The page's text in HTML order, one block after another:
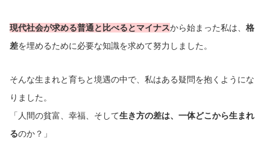
現代社会が求める普通と比べるとマイナスから始まった私は、 格
差を埋めるために必要な知識を求めて努力しました。
そんな生まれと育ちと境遇の中で、私はある疑問を抱くようにな
りました。
「人間の貧富、幸福、そして生き方の差は、一体どこから生まれ
るのか？」